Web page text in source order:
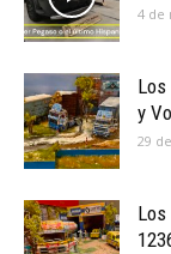
4 de
Los
y
29
Los